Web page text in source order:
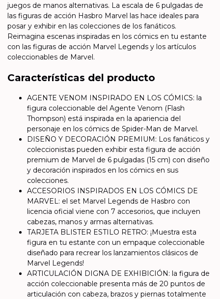
juegos de manos alternativas. La escala de 6 pulgadas de
las figuras de acción Hasbro Marvel las hace ideales para
posar y exhibir en las colecciones de los fanáticos.
Reimagina escenas inspiradas en los cómics en tu estante
con las figuras de acción Marvel Legends y los artículos
coleccionables de Marvel.
Características del producto
AGENTE VENOM INSPIRADO EN LOS CÓMICS: la
figura coleccionable del Agente Venom (Flash
Thompson) está inspirada en la apariencia del
personaje en los cómics de Spider-Man de Marvel.
DISEÑO Y DECORACIÓN PREMIUM: Los fanáticos y
coleccionistas pueden exhibir esta figura de acción
premium de Marvel de 6 pulgadas (15 cm) con diseño
y decoración inspirados en los cómics en sus
colecciones.
ACCESORIOS INSPIRADOS EN LOS CÓMICS DE
MARVEL: el set Marvel Legends de Hasbro con
licencia oficial viene con 7 accesorios, que incluyen
cabezas, manos y armas alternativas.
TARJETA BLISTER ESTILO RETRO: ¡Muestra esta
figura en tu estante con un empaque coleccionable
diseñado para recrear los lanzamientos clásicos de
Marvel Legends!
ARTICULACIÓN DIGNA DE EXHIBICIÓN: la figura de
acción coleccionable presenta más de 20 puntos de
articulación con cabeza, brazos y piernas totalmente